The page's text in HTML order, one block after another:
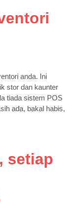
anda. Ini
stor dan kaunter
tiada sistem POS
ada, bakal habis,
setiap